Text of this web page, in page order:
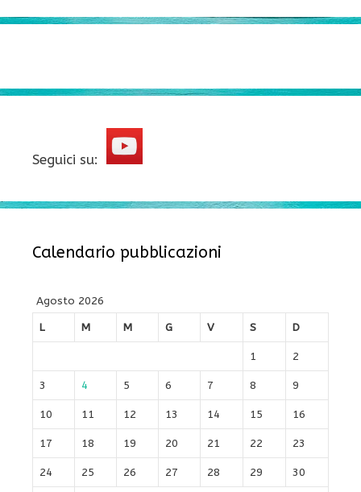
Seguici su:
Calendario pubblicazioni
Agosto 2026
L
M M G V S D
1 2
3 4 5 6 7 8 9
10 11 12 13 14 15 16
17 18 19 20 21 22 23
24 25 26 27 28 29 30